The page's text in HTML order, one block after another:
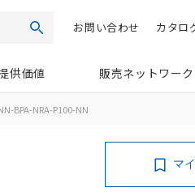
検索 カタロ
お問い合わせ
供価値 販売ネットワーク
BPA-NRA-P100-NN
マ